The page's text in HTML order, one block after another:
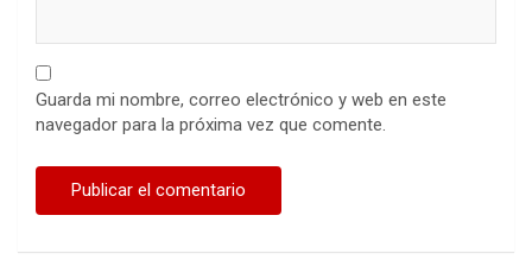
Guarda mi nombre, correo electrónico y web en este
navegador para la próxima vez que comente.